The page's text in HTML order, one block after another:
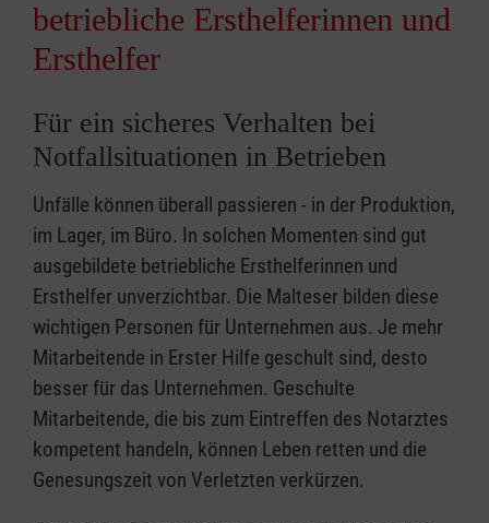
betriebliche Ersthelferinnen und
Ersthelfer
Für ein sicheres Verhalten bei
Notfallsituationen in Betrieben
Unfälle können überall passieren - in der Produktion,
im Lager, im Büro. In solchen Momenten sind gut
ausgebildete betriebliche Ersthelferinnen und
Ersthelfer unverzichtbar. Die Malteser bilden diese
wichtigen Personen für Unternehmen aus. Je mehr
Mitarbeitende in Erster Hilfe geschult sind, desto
besser für das Unternehmen. Geschulte
Mitarbeitende, die bis zum Eintreffen des Notarztes
kompetent handeln, können Leben retten und die
Genesungszeit von Verletzten verkürzen.